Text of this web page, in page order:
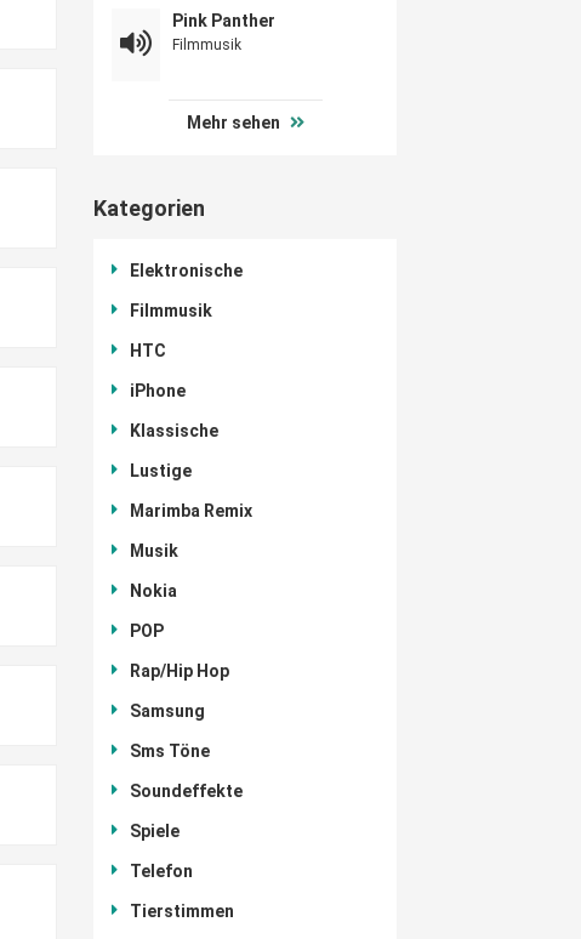
Pink Panther
Filmmusik
Mehr sehen
Kategorien
Elektronische
Filmmusik
HTC
iPhone
Klassische
Lustige
Marimba Remix
Musik
Nokia
POP
Rap/Hip Hop
Samsung
Sms Töne
Soundeffekte
Spiele
Telefon
Tierstimmen